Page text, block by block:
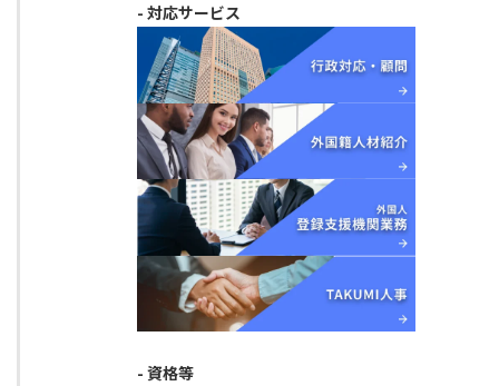
- 対応サービス
- 資格等